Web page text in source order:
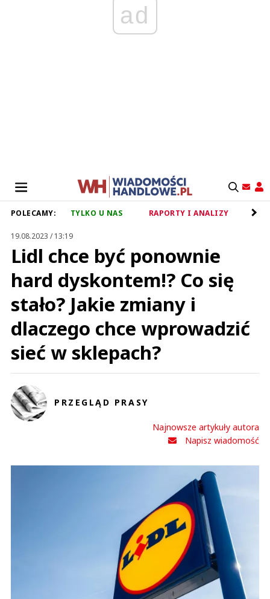
ad
POLECAMY: TYLKO U NAS RAPORTY I ANALIZY
19.08.2023 / 13:19
Lidl chce być ponownie
hard dyskontem!? Co się
stało? Jakie zmiany i
dlaczego chce wprowadzić
sieć w sklepach?
PRZEGLĄD PRASY
Najnowsze artykuły autora
Napisz wiadomość